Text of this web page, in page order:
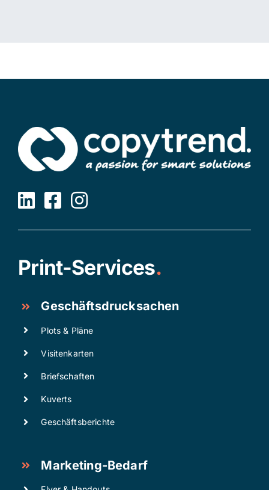
Print-Services.
Geschäftsdrucksachen
Plots & Pläne
Visitenkarten
Briefschaften
Kuverts
Geschäftsberichte
Marketing-Bedarf